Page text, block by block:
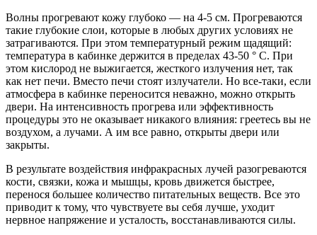
Волны прогревают кожу глубоко — на 4-5 см. Прогреваются
такие глубокие слои, которые в любых других условиях не
затрагиваются. При этом температурный режим щадящий:
температура в кабинке держится в пределах 43-50 ° С. При
этом кислород не выжигается, жесткого излучения нет, так
как нет печи. Вместо печи стоят излучатели. Но все-таки, если
атмосфера в кабинке переносится неважно, можно открыть
двери. На интенсивность прогрева или эффективность
процедуры это не оказывает никакого влияния: греетесь вы не
воздухом, а лучами. А им все равно, открыты двери или
закрыты.
В результате воздействия инфракрасных лучей разогреваются
кости, связки, кожа и мышцы, кровь движется быстрее,
перенося большее количество питательных веществ. Все это
приводит к тому, что чувствуете вы себя лучше, уходит
нервное напряжение и усталость, восстанавливаются силы.